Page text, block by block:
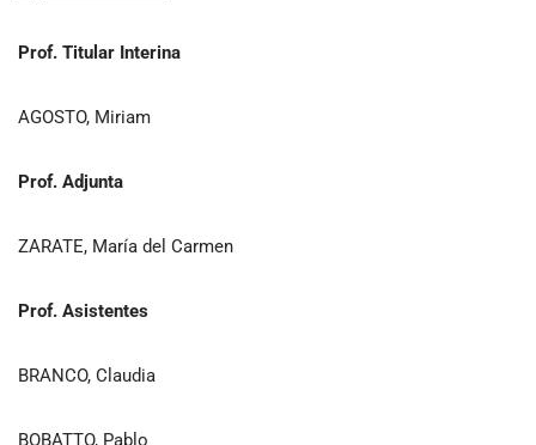
Prof. Titular Interina
AGOSTO, Miriam
Prof. Adjunta
ZARATE, María del Carmen
Prof. Asistentes
BRANCO, Claudia
BOBATTO, Pablo